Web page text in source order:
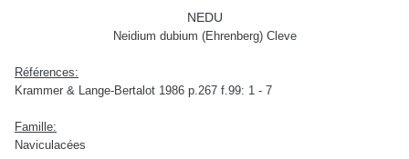
NEDU
Neidium dubium (Ehrenberg) Cleve
Références:
Krammer & Lange-Bertalot 1986 p.267 f.99: 1 - 7
Famille:
Naviculacées